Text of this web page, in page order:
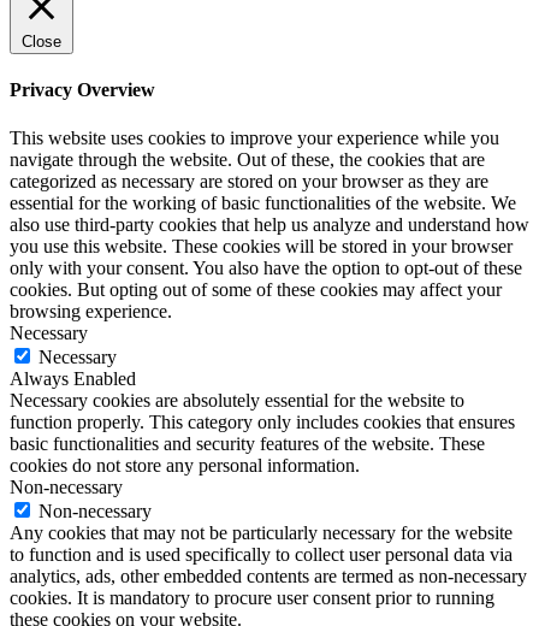
Close
Privacy Overview
This website uses cookies to improve your experience while you
navigate through the website. Out of these, the cookies that are
categorized as necessary are stored on your browser as they are
essential for the working of basic functionalities of the website. We
also use third-party cookies that help us analyze and understand how
you use this website. These cookies will be stored in your browser
only with your consent. You also have the option to opt-out of these
cookies. But opting out of some of these cookies may affect your
browsing experience.
Necessary
Necessary
Always Enabled
Necessary cookies are absolutely essential for the website to
function properly. This category only includes cookies that ensures
basic functionalities and security features of the website. These
cookies do not store any personal information.
Non-necessary
Non-necessary
Any cookies that may not be particularly necessary for the website
to function and is used specifically to collect user personal data via
analytics, ads, other embedded contents are termed as non-necessary
cookies. It is mandatory to procure user consent prior to running
these cookies on your website.